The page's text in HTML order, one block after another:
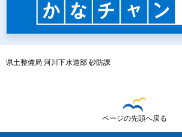
県土整備局 河川下水道部 砂防課
ページの先頭へ戻る